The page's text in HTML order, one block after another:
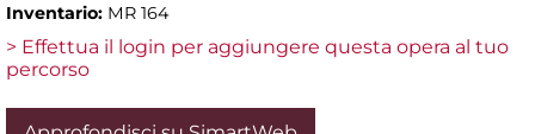
Inventario: MR 164
> Effettua il login per aggiungere questa opera al tuo
percorso